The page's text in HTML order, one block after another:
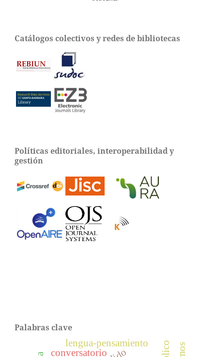
Catálogos colectivos y redes de bibliotecas
Políticas editoriales, interoperabilidad y
gestión
Palabras clave
lengua-pensamiento
conversatorio